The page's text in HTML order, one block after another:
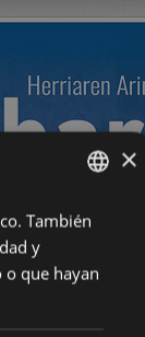
BASQUE
×
También
y
que hayan